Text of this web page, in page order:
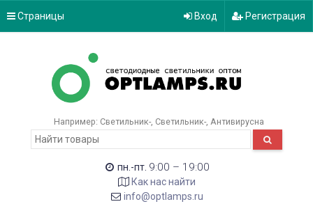
Страницы Вход Регистрация
Например: Светильник- Светильник- Антивирусна
пн.-пт. 9:00 – 19:00
Как нас найти
info@optlamps.ru